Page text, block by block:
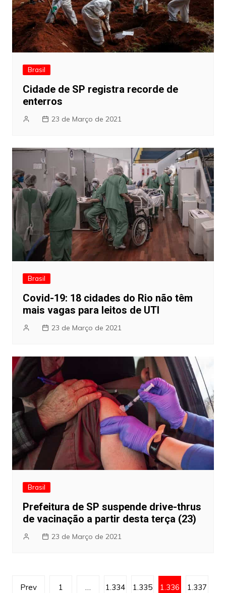
Brasil
Cidade de SP registra recorde de
enterros
23 de Março de 2021
Brasil
Covid-19: 18 cidades do Rio não têm
mais vagas para leitos de UTI
23 de Março de 2021
Brasil
Prefeitura de SP suspende drive-thrus
de vacinação a partir desta terça (23)
23 de Março de 2021
Paginação
Prev 1 … 1.334 1.335 1.336 1.337